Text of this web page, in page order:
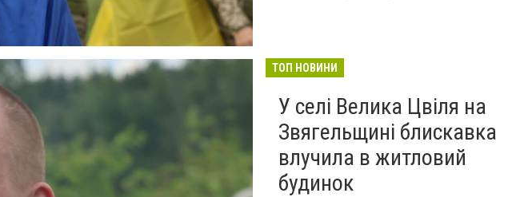
ТОП НОВИНИ
У селі Велика Цвіля на
Звягельщині блискавка
влучила в житловий
будинок